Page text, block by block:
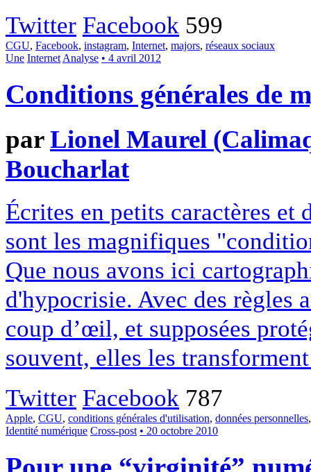
Twitter Facebook 599
CGU, Facebook, instagram, Internet, majors, réseaux sociaux
Une InternetAnalyse • 4 avril 2012
Conditions générales de
parLionel Maurel
Boucharlat
Écrites en petits caractères et
sont les magnifiques
Que nous avons ici
d'hypocrisie. Avec des règles
coup d’œil, et supposées
souvent, elles les
Twitter Facebook 787
Apple, CGU, conditions générales d'utilisation, données personnelles
Identité numérique Cross-post • 20 octobre 2010